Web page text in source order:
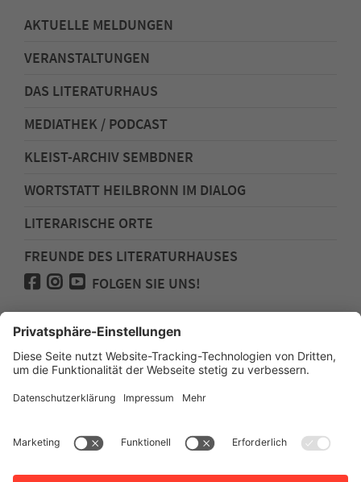
AKTUELLE MELDUNGEN
VERANSTALTUNGEN
DAS LITERATURHAUS
MEDIATHEK / PODCAST
KLEIST-ARCHIV SEMBDNER
WORTSTATT HEILBRONN IM DIALOG
LITERARISCHE ORTE
FREUNDE DES LITERATURHAUSES
FOLGEN SIE UNS!
Impressum
Anfahrt
Datenschutz
Barrierefreiheit
Literaturhauses